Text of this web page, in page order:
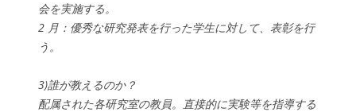
会を実施する。
2 月：優秀な研究発表を行った学生に対して、表彰を行
う。
3)誰が教えるのか？
配属された各研究室の教員。直接的に実験等を指導する